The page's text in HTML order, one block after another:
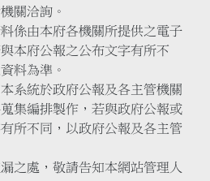
關洽詢。
係由本府各機關所提供之電子
本府公報之公布文字有所不
料為準。
系統於政府公報及各主管機關
集編排製作，若與政府公報或
所不同，以政府公報及各主管
之處，敬請告知本網站管理人